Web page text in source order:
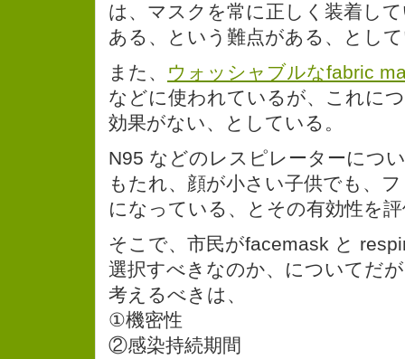
は、マスクを常に正しく装着し
ある、という難点がある、とし
また、 ウォッシャブルなfabric
などに使われているが、これに
効果がない、としている。
N95 などのレスピレーターにつ
もたれ、顔が小さい子供でも、
になっている、とその有効性を
そこで、市民がfacemask と
選択すべきなのか、についてだ
考えるべきは、
①機密性
②感染持続期間